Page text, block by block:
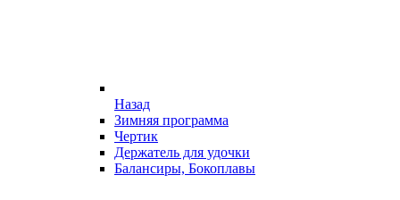
Назад
Зимняя программа
Чертик
Держатель для удочки
Балансиры, Бокоплавы